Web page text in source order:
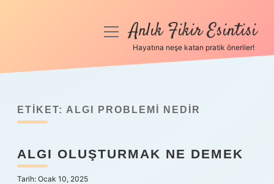
Anasayfa
Yasal Uyarı
Hakkımızda
menüyüAnlık Fikir Esintisi
Hayatına neşe katan pratik öneriler!
ETIKET: ALGI PROBLEMI NEDIR
ALGI OLUŞTURMAK NE DEMEK
Tarih: Ocak 10, 2025